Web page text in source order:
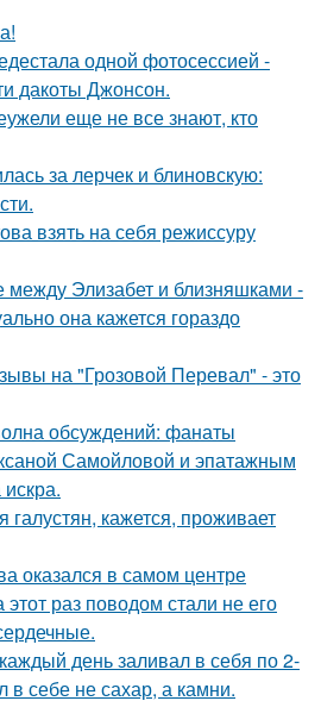
одной фотосессией -
дакоты Джонсон.
еще не все знают, кто
за лерчек и блиновскую:
взять на себя режиссуру
между Элизабет и близняшками -
она кажется гораздо
на "Грозовой Перевал" - это
обсуждений: фанаты
Самойловой и эпатажным
галустян, кажется, проживает
оказался в самом центре
раз поводом стали не его
день заливал в себя по 2-
в себе не сахар, а камни.